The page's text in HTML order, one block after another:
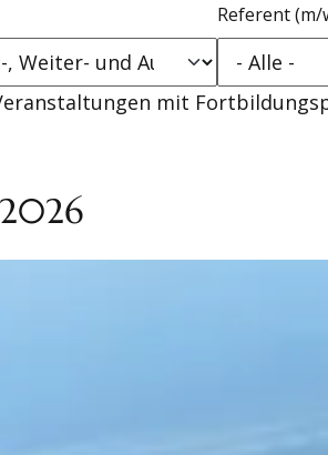
Referent (m/
mit